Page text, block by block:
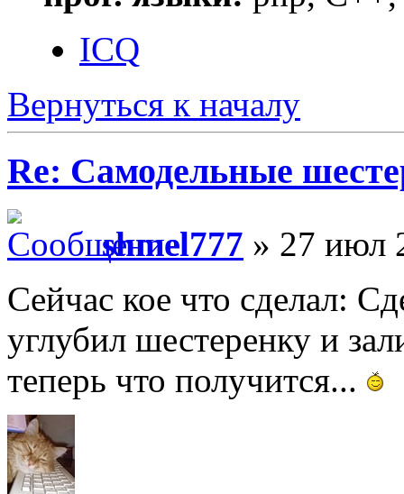
ICQ
Вернуться к началу
Re: Самодельные
shmel777 » 27 июл
Сейчас кое что сделал:
углубил шестеренку и
теперь что получится...